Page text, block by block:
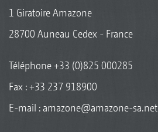
1 Giratoire Amazone
28700 Auneau Cedex - France
Téléphone+33 (0)825 000285
Fax : +33 237 918900
E-mail : amazone@amazone-sa.net